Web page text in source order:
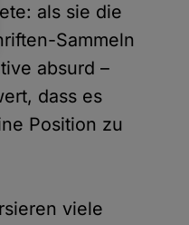
als sie die
Sammeln
absurd –
dass es
Position zu
viele